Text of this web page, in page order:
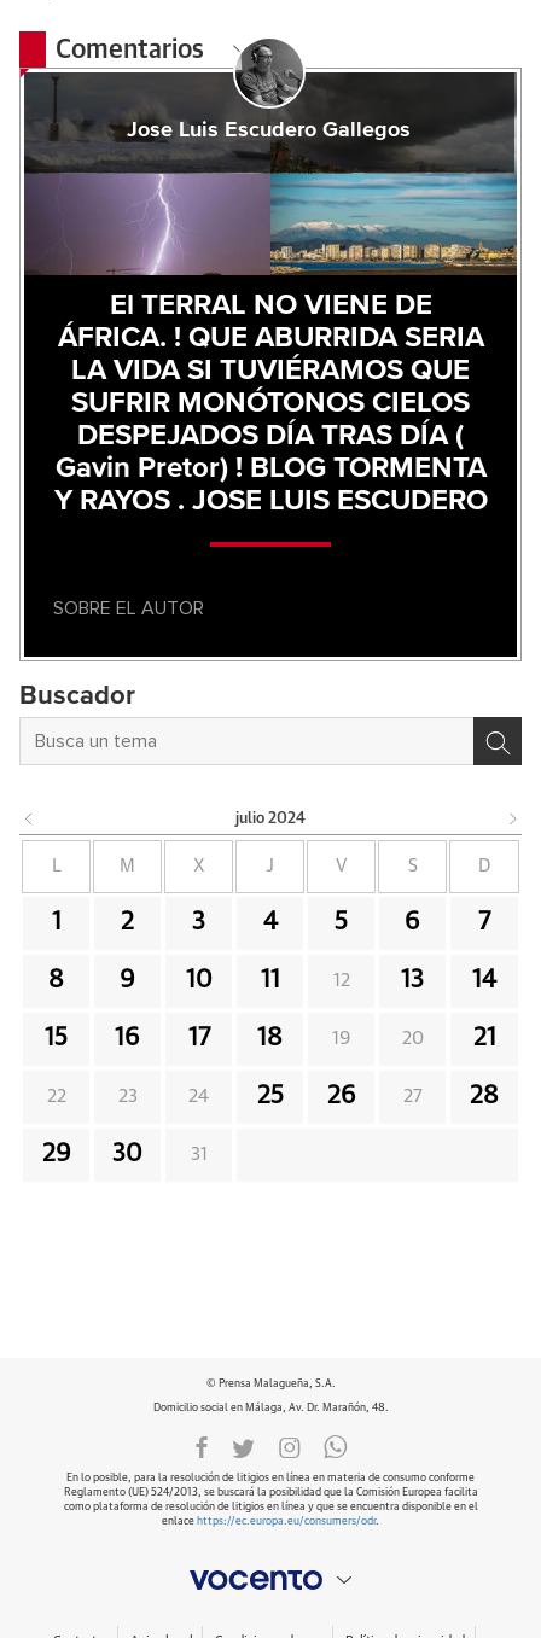
Comentarios
Jose Luis Escudero Gallegos
El TERRAL NO VIENE DE
ÁFRICA. ! QUE ABURRIDA SERIA
LA VIDA SI TUVIÉRAMOS QUE
SUFRIR MONÓTONOS CIELOS
DESPEJADOS DÍA TRAS DÍA (
Gavin Pretor) ! BLOG TORMENTA
Y RAYOS . JOSE LUIS ESCUDERO
SOBRE EL AUTOR
Buscador
julio 2024
L M X J V S D
1 2 3 4 5 6 7
8 9 10 11 12 13 14
15 16 17 18 19 20 21
22 23 24 25 26 27 28
29 30 31
© Prensa Malagueña, S.A.
Domicilio social en Málaga, Av. Dr. Marañón, 48.
En lo posible, para la resolución de litigios en línea en materia de consumo conforme
Reglamento (UE) 524/2013, se buscará la posibilidad que la Comisión Europea facilita
como plataforma de resolución de litigios en línea y que se encuentra disponible en el
enlace https://ec.europa.eu/consumers/odr.